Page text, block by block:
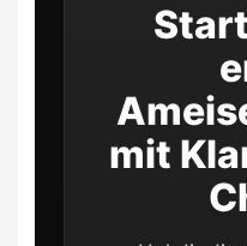
mit